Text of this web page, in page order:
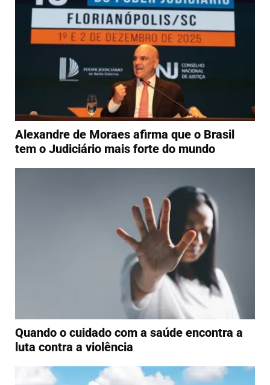
Alexandre de Moraes afirma que o Brasil
tem o Judiciário mais forte do mundo
Quando o cuidado com a saúde encontra a
luta contra a violência